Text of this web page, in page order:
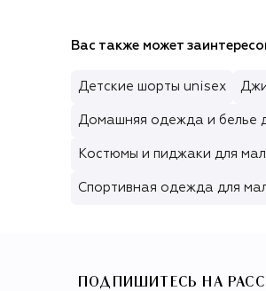
Вас также может
Детские шорты unisex
Домашняя одежда и белье
Костюмы и пиджаки для
Спортивная одежда для
ПОДПИШИТЕСЬ НА